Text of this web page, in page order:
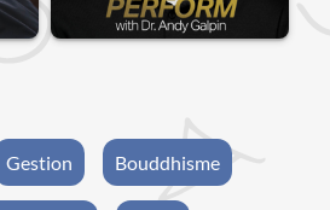
Gestion Bouddhisme